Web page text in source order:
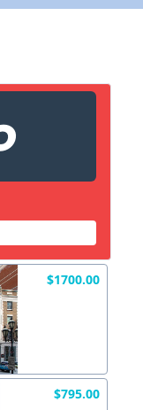
$1700.00
$795.00
Envoyez